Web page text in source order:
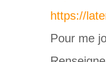
https://
Pour me